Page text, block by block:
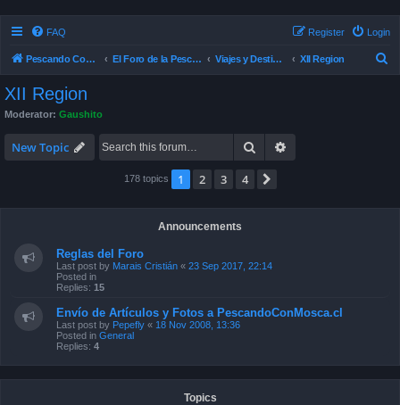
FAQ Login
Register
Pescando Con Mosca El Foro de la Pesca con Mosca en Chile Viajes y Destinos de Pesca XII Region
XII Region
Moderator: Gaushito
New Topic Search
178 topics 1 2 3 4
Announcements
Reglas del Foro
Last post by Marais Cristián « 23 Sep 2017, 22:14
Posted in
Replies: 15
Envío de Artículos y Fotos a PescandoConMosca.cl
Last post by Pepefly « 18 Nov 2008, 13:36
Posted in General
Replies: 4
Topics